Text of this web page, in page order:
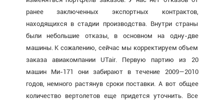
ранее заключенных экспортных контрактов,
находящихся в стадии производства. Внутри страны
были небольшие отказы, в основном на одну-две
машины. К сожалению, сейчас мы корректируем объем
заказа авиакомпании UTair. Первую партию из 20
машин Ми-171 они забирают в течение 2009—2010
годов, немного растянув сроки поставки. А вот общее
количество вертолетов еще придется уточнить. Все